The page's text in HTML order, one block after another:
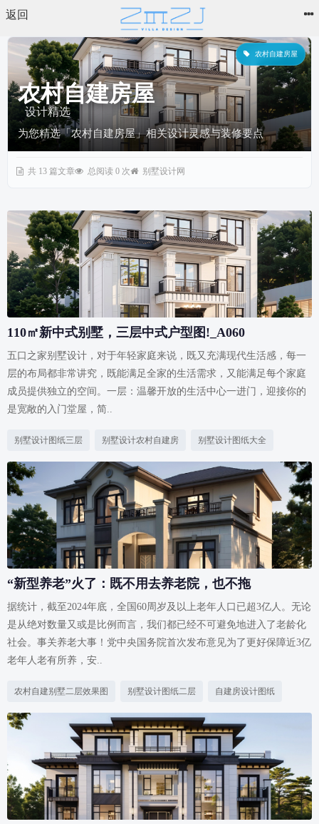
返回
农村自建房屋
设计精选
为您精选「农村自建房屋」相关设计灵感与装修要点
农村自建房屋
共 13 篇文章 总阅读 0 次 别墅设计网
110㎡新中式别墅，三层中式户型图!_A060
五口之家别墅设计，对于年轻家庭来说，既又充满现代生活感，每一
层的布局都非常讲究，既能满足全家的生活需求，又能满足每个家庭
成员提供独立的空间。一层：温馨开放的生活中心一进门，迎接你的
是宽敞的入门堂屋，简..
别墅设计图纸三层 别墅设计农村自建房 别墅设计图纸大全
“新型养老”火了：既不用去养老院，也不拖
据统计，截至2024年底，全国60周岁及以上老年人口已超3亿人。无论
是从绝对数量又或是比例而言，我们都已经不可避免地进入了老龄化
社会。事关养老大事！党中央国务院首次发布意见为了更好保障近3亿
老年人老有所养，安..
农村自建别墅二层效果图 别墅设计图纸二层 自建房设计图纸